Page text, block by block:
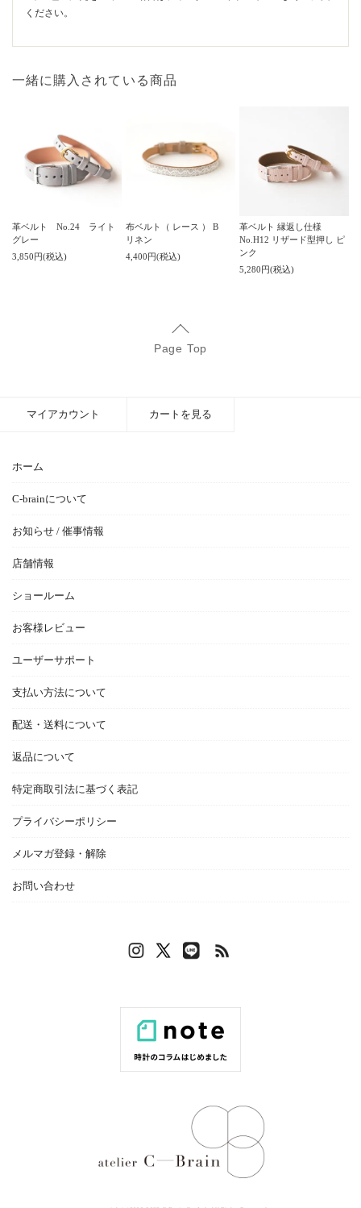
ください。
一緒に購入されている商品
革ベルト No.24 ライト
グレー
3,850円(税込)
布ベルト（ レース ） B
リネン
4,400円(税込)
革ベルト 縁返し仕様
No.H12 リザード型押し ピ
ンク
5,280円(税込)
Page Top
ホーム
C-brainについて
お知らせ / 催事情報
店舗情報
ショールーム
お客様レビュー
ユーザーサポート
支払い方法について
配送・送料について
返品について
特定商取引法に基づく表記
プライバシーポリシー
メルマガ登録・解除
お問い合わせ
マイアカウント カートを見る